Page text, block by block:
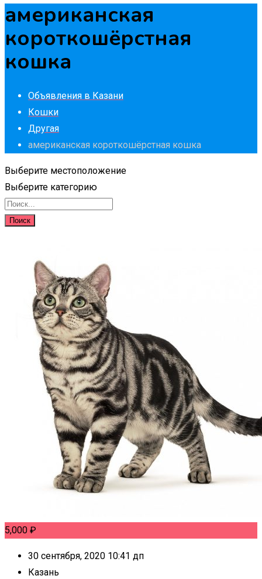
американская
короткошёрстная
кошка
Объявления в Казани
Кошки
Другая
американская короткошёрстная кошка
Выберите местоположение
Выберите категорию
Поиск
5,000 ₽
30 сентября, 2020 10:41 дп
Казань